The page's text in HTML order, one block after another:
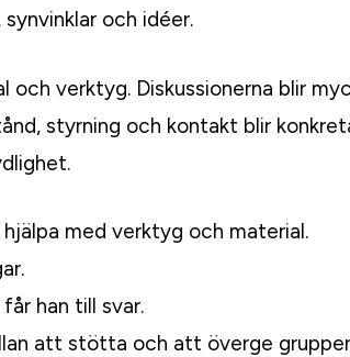
och idéer.
verktyg. Diskussionerna blir
styrning och kontakt blir
med verktyg och material.
han till svar.
att stötta och att överge